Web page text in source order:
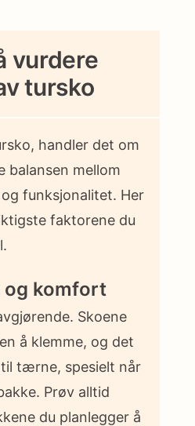
vurdere
tursko
handler det om
balansen mellom
funksjonalitet. Her
faktorene du
og komfort
Skoene
å klemme, og det
tærne, spesielt når
Prøv alltid
du planlegger å